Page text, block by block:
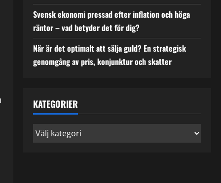
Svensk ekonomi pressad efter inflation och höga
räntor – vad betyder det för dig?
När är det optimalt att sälja guld? En strategisk
genomgång av pris, konjunktur och skatter
KATEGORIER
Kategorier